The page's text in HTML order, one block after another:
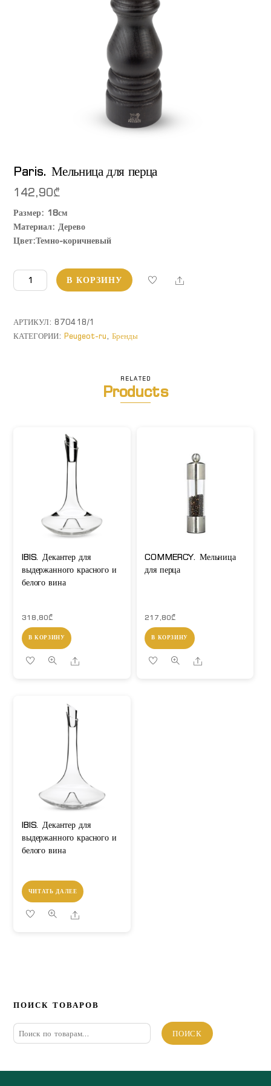
Paris. Мельница для перца
142,90₾
Размер: 18см
Материал: Дерево
Цвет:Темно-коричневый
Количество
товара
Мельница
для
В КОРЗИНУ Share
АРТИКУЛ:870418/1
КАТЕГОРИИ:Peugeot-ru,Бренды
RELATED
Products
IBIS. Декантер для
выдержанного красного и
белого вина
318,80₾
В КОРЗИНУ
Share
COMMERCY. Мельница
для перца
217,80₾
В КОРЗИНУ
Share
IBIS. Декантер для
выдержанного красного и
белого вина
ЧИТАТЬ ДАЛЕЕ
Share
ПОИСК ТОВАРОВ
Искать:
ПОИСК